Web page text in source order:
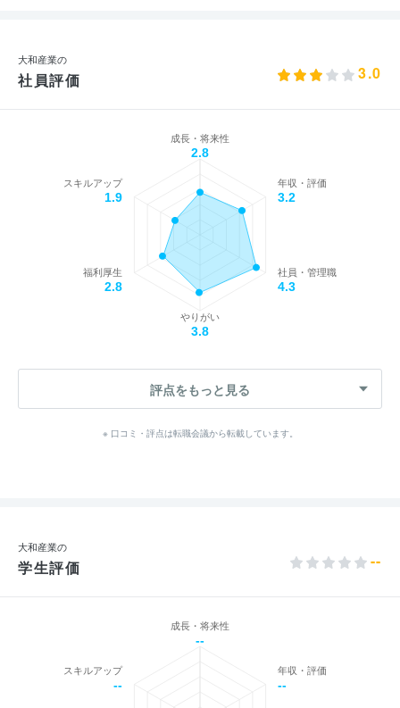
大和産業の
社員評価 3.0
成長・将来性
2.8
年収・評価
3.2
社員・管理職
4.3
やりがい
3.8
福利厚生
2.8
スキルアップ
1.9
評点をもっと見る
※ 口コミ・評点は転職会議から転載しています。
大和産業の
学生評価 --
成長・将来性
--
年収・評価
--
スキルアップ
--